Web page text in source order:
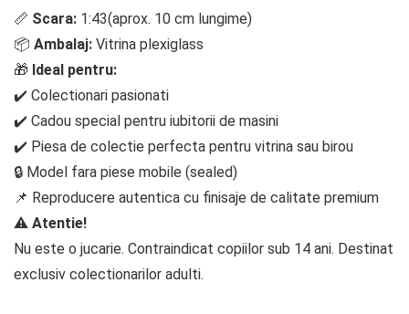
📏 Scara: 1:43(aprox. 10 cm lungime)
📦 Ambalaj: Vitrina plexiglass
🎁 Ideal pentru:
✔️ Colectionari pasionati
✔️ Cadou special pentru iubitorii de masini
✔️ Piesa de colectie perfecta pentru vitrina sau birou
🔒 Model fara piese mobile (sealed)
📌 Reproducere autentica cu finisaje de calitate premium
⚠️ Atentie!
Nu este o jucarie. Contraindicat copiilor sub 14 ani. Destinat
exclusiv colectionarilor adulti.